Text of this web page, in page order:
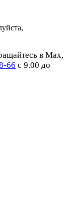
в Max,
66 с 9.00 до